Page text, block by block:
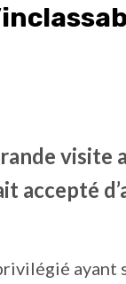
visite
accepté